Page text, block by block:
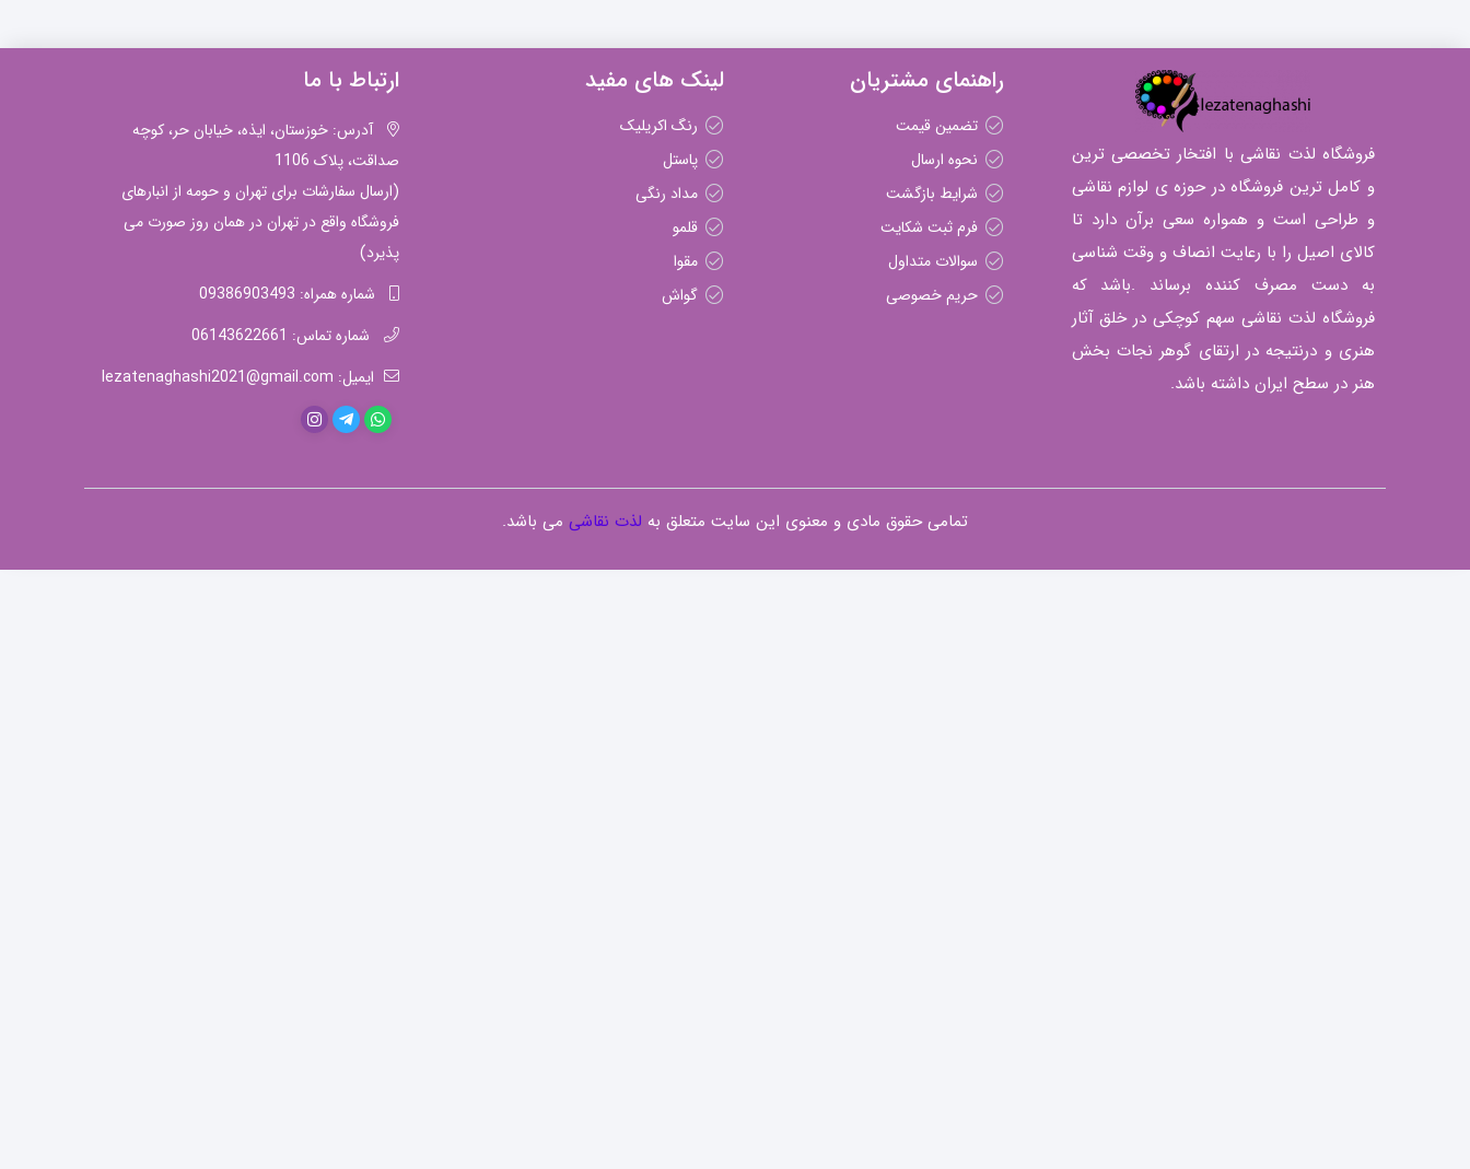
فروشگاه لذت نقاشی با افتخار تخصصی ترین
و کامل ترین فروشگاه در حوزه ی لوازم نقاشی
و طراحی است و همواره سعی برآن دارد تا
کالای اصیل را با رعایت انصاف و وقت شناسی
به دست مصرف کننده برساند .باشد که
فروشگاه لذت نقاشی سهم کوچکی در خلق آثار
هنری و درنتیجه در ارتقای گوهر نجات بخش
هنر در سطح ایران داشته باشد.
راهنمای مشتریان
تضمین قیمت
نحوه ارسال
شرایط بازگشت
فرم ثبت شکایت
سوالات متداول
حریم خصوصی
لینک های مفید
رنگ اکریلیک
پاستل
مداد رنگی
قلمو
مقوا
گواش
ارتباط با ما
آدرس: خوزستان، ایذه، خیابان حر، کوچه
صداقت، پلاک 1106
(ارسال سفارشات برای تهران و حومه از انبارهای
فروشگاه واقع در تهران در همان روز صورت می
پذیرد)
شماره همراه: 09386903493
شماره تماس: 06143622661
ایمیل: lezatenaghashi2021@gmail.com
تمامی حقوق مادی و معنوی این سایت متعلق به لذت نقاشی می باشد.